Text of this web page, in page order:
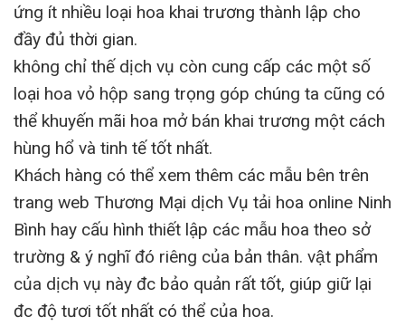
ứng ít nhiều loại hoa khai trương thành lập cho
đầy đủ thời gian.
không chỉ thế dịch vụ còn cung cấp các một số
loại hoa vỏ hộp sang trọng góp chúng ta cũng có
thể khuyến mãi hoa mở bán khai trương một cách
hùng hổ và tinh tế tốt nhất.
Khách hàng có thể xem thêm các mẫu bên trên
trang web Thương Mại dịch Vụ tải hoa online Ninh
Bình hay cấu hình thiết lập các mẫu hoa theo sở
trường & ý nghĩ đó riêng của bản thân. vật phẩm
của dịch vụ này đc bảo quản rất tốt, giúp giữ lại
đc độ tươi tốt nhất có thể của hoa.